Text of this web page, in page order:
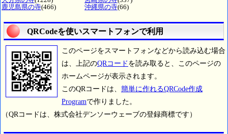
鹿児島県の寺(466) 沖縄県の寺(66)
QRCodeを使いスマートフォンで利用
このページをスマートフォンなどから読み込む場合
は、上記のQRコード を読み取ると、このページの
ホームページが表示されます。
このQRコードは、 簡単に作れるQRCode作成
Programで作りました。
（QRコードは、株式会社デンソーウェーブの登録商標です）